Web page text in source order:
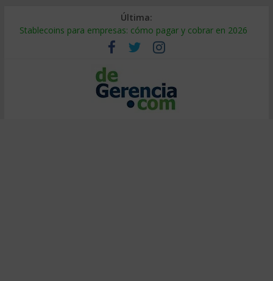
Última:
Stablecoins para empresas: cómo pagar y cobrar en 2026
Despido silencioso: qué es y por qué sale tan caro
IA en selección de personal: cómo auditarla a tiempo
Trabajo forzoso en la cadena de suministro: qué hacer
Mercado hispano de EE. UU.: cómo segmentarlo y venderle